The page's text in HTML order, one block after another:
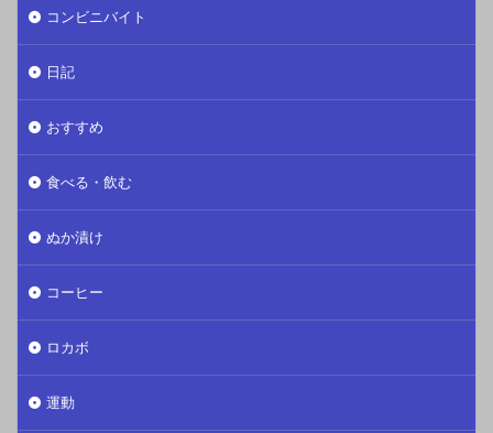
コンビニバイト
日記
おすすめ
食べる・飲む
ぬか漬け
コーヒー
ロカボ
運動